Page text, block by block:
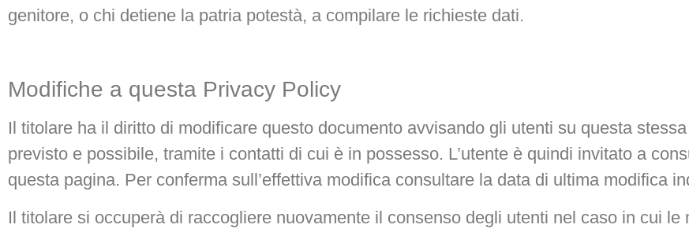
genitore, o chi detiene la patria potestà, a compilare le richieste dati.
Modifiche a questa Privacy Policy
Il titolare ha il diritto di modificare questo documento avvisando gli utenti su questa
previsto e possibile, tramite i contatti di cui è in possesso. L’utente è quindi invitato a
questa pagina. Per conferma sull’effettiva modifica consultare la data di ultima modifica
Il titolare si occuperà di raccogliere nuovamente il consenso degli utenti nel caso in cui le